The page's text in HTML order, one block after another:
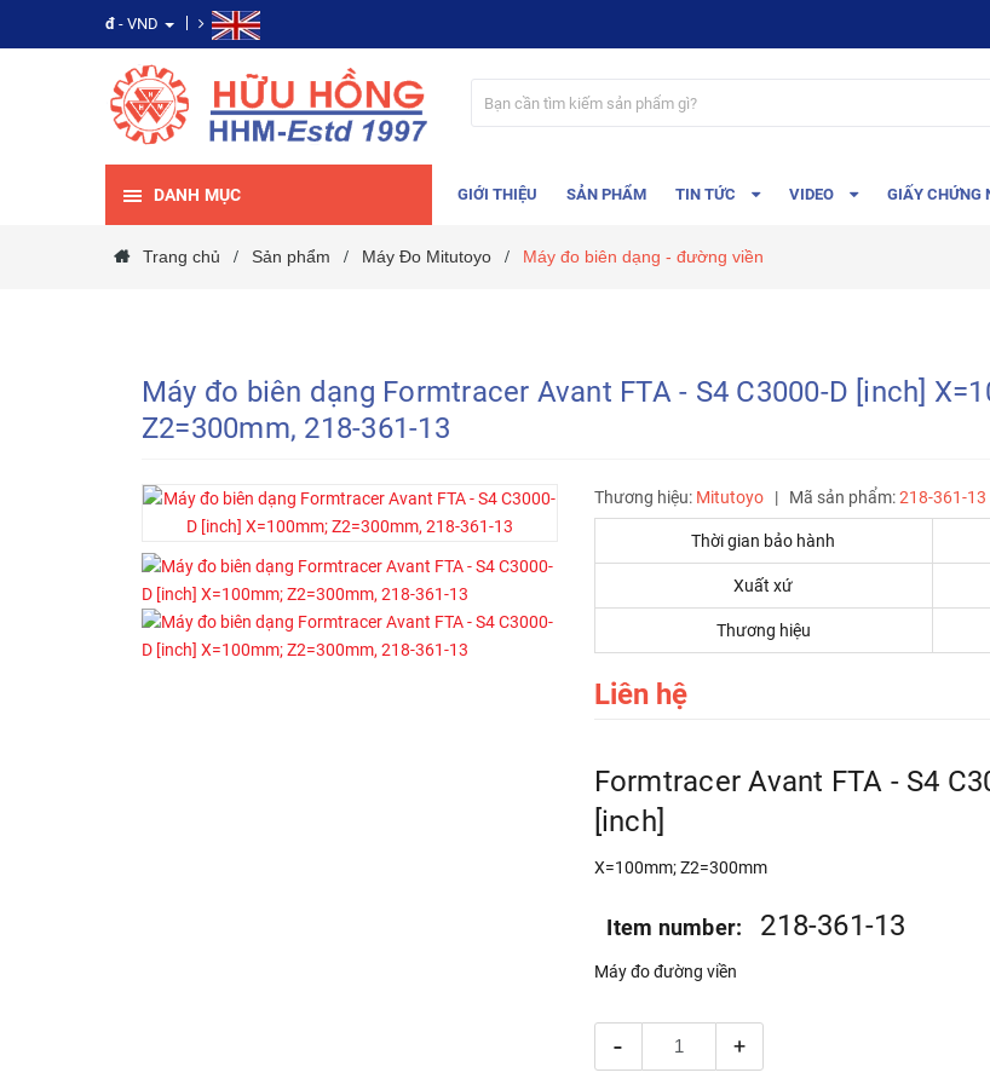
đ - VND
DANH MỤC GIỚI THIỆU SẢN PHẨM TIN TỨC VIDEO GIẤY CHỨNG
Trang chủ / Sản phẩm / Máy Đo Mitutoyo / Máy đo biên dạng - đường viền
Máy đo biên dạng Formtracer Avant FTA - S4 C3000-D [inch]
Z2=300mm, 218-361-13
Thương hiệu: Mitutoyo | Mã sản phẩm:218-361-13
Thời gian bảo hành
Xuất xứ
Thương hiệu
Liên hệ
Formtracer Avant FTA - S4
[inch]
X=100mm; Z2=300mm
Item number: 218-361-13
Máy đo đường viền
- +